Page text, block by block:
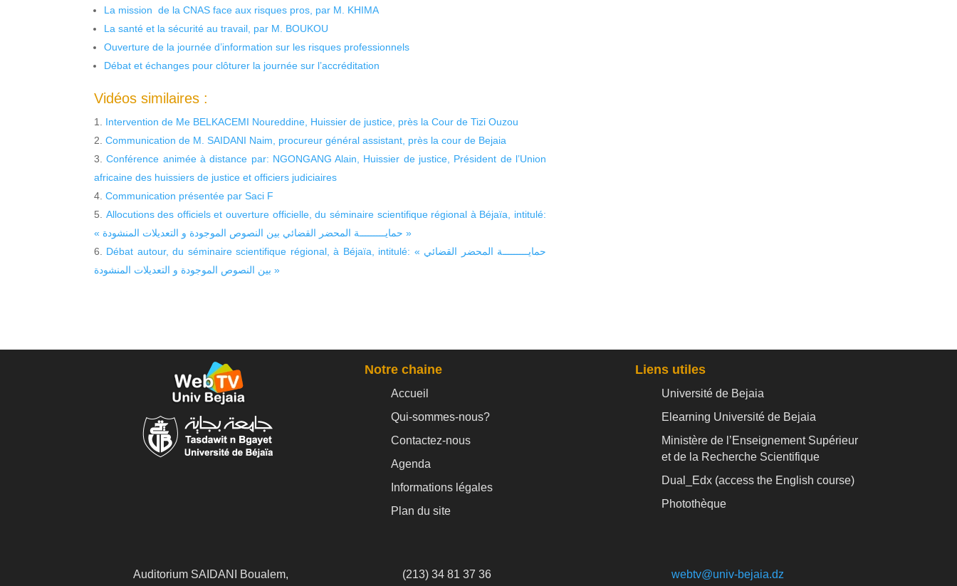
La mission de la CNAS face aux risques pros, par M. KHIMA
La santé et la sécurité au travail, par M. BOUKOU
Ouverture de la journée d’information sur les risques professionnels
Débat et échanges pour clôturer la journée sur l’accréditation
Vidéos similaires :
Intervention de Me BELKACEMI Noureddine, Huissier de justice, près la Cour de Tizi Ouzou
Communication de M. SAIDANI Naim, procureur général assistant, près la cour de Bejaia
Conférence animée à distance par: NGONGANG Alain, Huissier de justice, Président de l’Union
africaine des huissiers de justice et officiers judiciaires
Communication présentée par Saci F
Allocutions des officiels et ouverture officielle, du séminaire scientifique régional à Béjaïa, intitulé:
« حمايـــــــــة المحضر القضائي بين النصوص الموجودة و التعديلات المنشودة »
Débat autour, du séminaire scientifique régional, à Béjaïa, intitulé: « حمايـــــــــة المحضر القضائي
بين النصوص الموجودة و التعديلات المنشودة »
Notre chaine
Accueil
Qui-sommes-nous?
Contactez-nous
Agenda
Informations légales
Plan du site
Liens utiles
Université de Bejaia
Elearning Université de Bejaia
Ministère de l’Enseignement Supérieur
et de la Recherche Scientifique
Dual_Edx (access the English course)
Photothèque
Auditorium SAIDANI Boualem,
(213) 34 81 37 36 webtv@univ-bejaia.dz